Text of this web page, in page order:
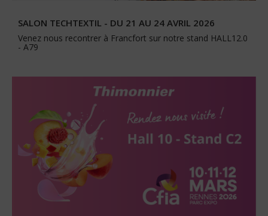
SALON TECHTEXTIL - DU 21 AU 24 AVRIL 2026
Venez nous recontrer à Francfort sur notre stand HALL12.0
- A79